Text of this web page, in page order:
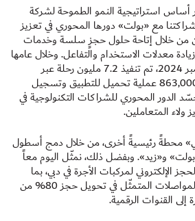
أساس استراتيجية النمو الطموحة لشركة
مع «بولت» دورها المحوري في تعزيز
من خلال إتاحة حلول حجزٍ سلسة وخدمات
معدلات الاستخدام والتفاعل. وخلال عامها
الأول منذ الإطلاق في ديسمبر 2024، تم تنفيذ 7.2 مليون رحلة عبر
المنصة، بالتوازي مع نحو 863,000 عملية تحميل للتطبيق وتسجيل
يجسّد الدور المحوري للشراكات التكنولوجية في
المتعاملين.
محطةً رئيسيةً أخرى، من خلال دمج أسطول
و«زيد». وبفضل ذلك، نمثّل اليوم معاً
الحجز الإلكتروني لمركبات الأجرة في دبي، بما
يدعم هدف هيئة الطرق والمواصلات المتمثّل في تحويل حجز 80% من
القنوات الرقمية.